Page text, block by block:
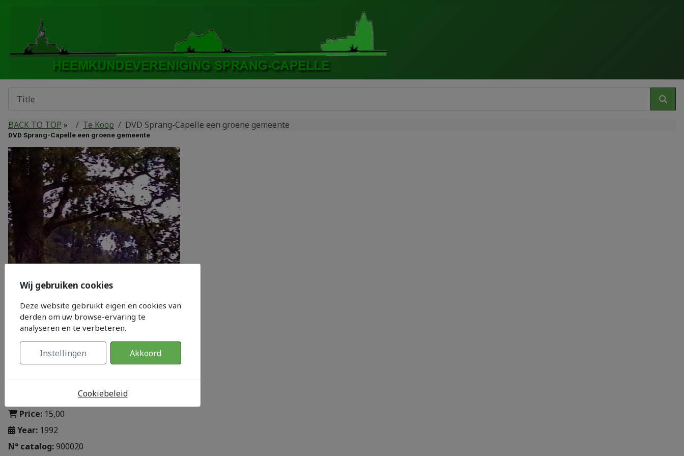
BACK TO TOP » Te Koop DVD Sprang-Capelle een groene gemeente
DVD Sprang-Capelle een groene gemeente
Te Koop
Price: 15,00
Year: 1992
N° catalog:900020
Wij gebruiken cookies
Deze website gebruikt eigen en cookies van
derden om uw browse-ervaring te
analyseren en te verbeteren.
Instellingen Akkoord
Cookiebeleid